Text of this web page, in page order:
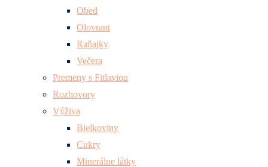
Obed
Olovrant
Raňajky
Večera
Premeny s Fitlaviou
Rozhovory
Výživa
Bielkoviny
Cukry
Minerálne látky